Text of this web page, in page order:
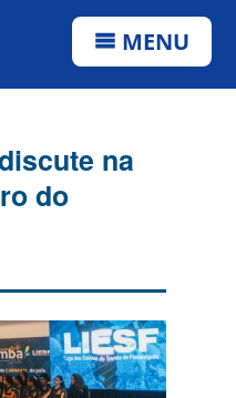
MENU
na
do